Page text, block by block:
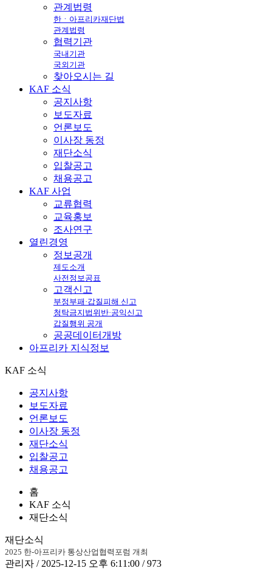
관계법령
한ㆍ아프리카재단법
관계법령
협력기관
국내기관
국외기관
찾아오시는 길
KAF 소식
공지사항
보도자료
언론보도
이사장 동정
재단소식
입찰공고
채용공고
KAF 사업
교류협력
교육홍보
조사연구
열린경영
정보공개
제도소개
사전정보공표
고객신고
부정부패·갑질피해 신고
청탁금지법위반·공익신고
갑질행위 공개
공공데이터개방
아프리카 지식정보
KAF 소식
공지사항
보도자료
언론보도
이사장 동정
재단소식
입찰공고
채용공고
홈
KAF 소식
재단소식
재단소식
2025 한-아프리카 통상산업협력포럼 개최
관리자 / 2025-12-15 오후 6:11:00 / 973